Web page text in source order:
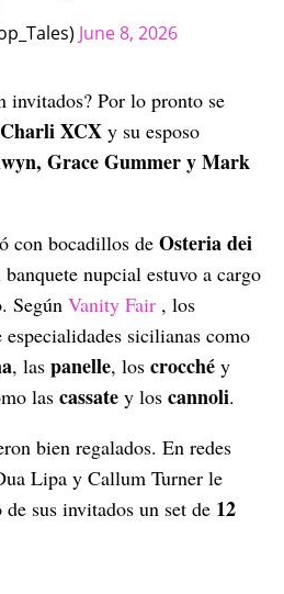
June 8, 2026
invitados? Por lo pronto se
XCX y su esposo
Grace Gummer y Mark
con bocadillos de Osteria dei
nupcial estuvo a cargo
Según Vanity Fair , los
sicilianas como
, las panelle, los crocché y
las cassate y los cannoli.
bien regalados. En redes
Lipa y Callum Turner le
sus invitados un set de 12